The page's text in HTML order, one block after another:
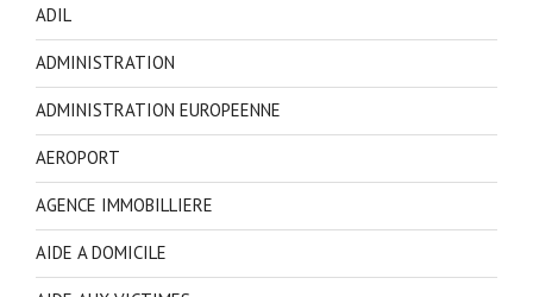
ADIL
ADMINISTRATION
ADMINISTRATION EUROPEENNE
AEROPORT
AGENCE IMMOBILLIERE
AIDE A DOMICILE